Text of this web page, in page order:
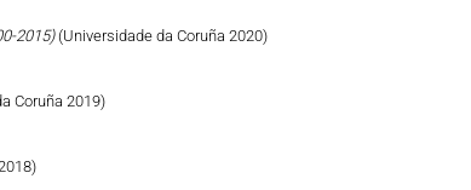
2015)(Universidade da Coruña 2020)
Coruña 2019)